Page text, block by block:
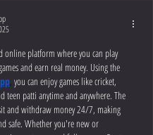
online platform where you can play
and earn real money. Using the
, you can enjoy games like cricket,
teen patti anytime and anywhere. The
and withdraw money 24/7, making
safe. Whether you're new or